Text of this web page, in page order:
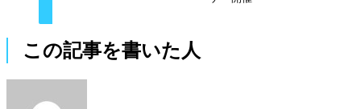
この記事を書いた人